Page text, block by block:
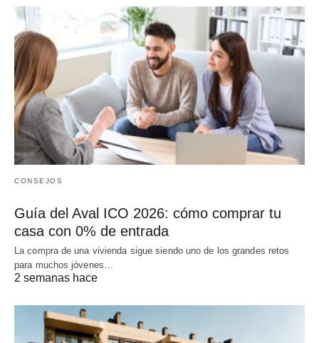
CONSEJOS
Guía del Aval ICO 2026: cómo comprar tu
casa con 0% de entrada
La compra de una vivienda sigue siendo uno de los grandes retos
para muchos jóvenes…
2 semanas hace